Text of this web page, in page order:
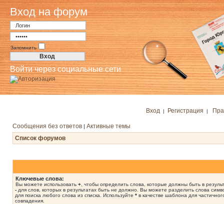
Вход на форум
Запомнить
Войти через социальные сети
Вход | Регистрация |
Сообщения без ответов | Активные темы
Список форумов
Ключевые слова:
Вы можете использовать + , чтобы определить слова, которые должны быть в
- для слов, которых в результатах быть не должно. Вы можете разделить слова
для поиска любого слова из списка. Используйте * в качестве шаблона для
совпадения.